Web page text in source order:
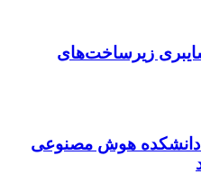
زیرساخت‌های
به دانشکده هوش مصنوعی